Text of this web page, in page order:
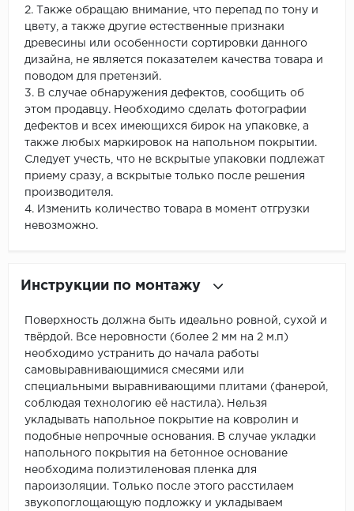
2. Также обращаю внимание, что перепад по тону и
цвету, а также другие естественные признаки
древесины или особенности сортировки данного
дизайна, не является показателем качества товара и
поводом для претензий.
3. В случае обнаружения дефектов, сообщить об
этом продавцу. Необходимо сделать фотографии
дефектов и всех имеющихся бирок на упаковке, а
также любых маркировок на напольном покрытии.
Следует учесть, что не вскрытые упаковки подлежат
приему сразу, а вскрытые только после решения
производителя.
4. Изменить количество товара в момент отгрузки
невозможно.
Инструкции по монтажу
Поверхность должна быть идеально ровной, сухой и
твёрдой. Все неровности (более 2 мм на 2 м.п)
необходимо устранить до начала работы
самовыравнивающимися смесями или
специальными выравнивающими плитами (фанерой,
соблюдая технологию её настила). Нельзя
укладывать напольное покрытие на ковролин и
подобные непрочные основания. В случае укладки
напольного покрытия на бетонное основание
необходима полиэтиленовая пленка для
пароизоляции. Только после этого расстилаем
звукопоглощающую подложку и укладываем